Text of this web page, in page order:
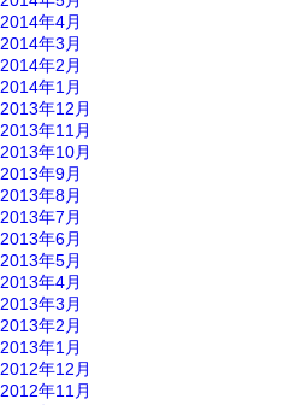
2014年4月
2014年3月
2014年2月
2014年1月
2013年12月
2013年11月
2013年10月
2013年9月
2013年8月
2013年7月
2013年6月
2013年5月
2013年4月
2013年3月
2013年2月
2013年1月
2012年12月
2012年11月